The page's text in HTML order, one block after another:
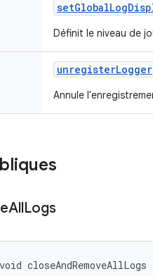
setGlobalLog
Définit le niveau de
unregisterLogger
Annule
AllLogs